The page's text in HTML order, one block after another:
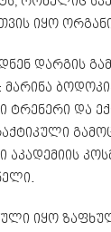
იყო
დარგის
მარინა
ტრენერი და
აკადემიის
იყო